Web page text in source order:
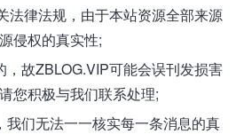
法律法规，由于本站资源全部来源
侵权的真实性;
，故ZBLOG.VIP可能会误刊发损害
您积极与我们联系处理;
我们无法一一核实每一条消息的真